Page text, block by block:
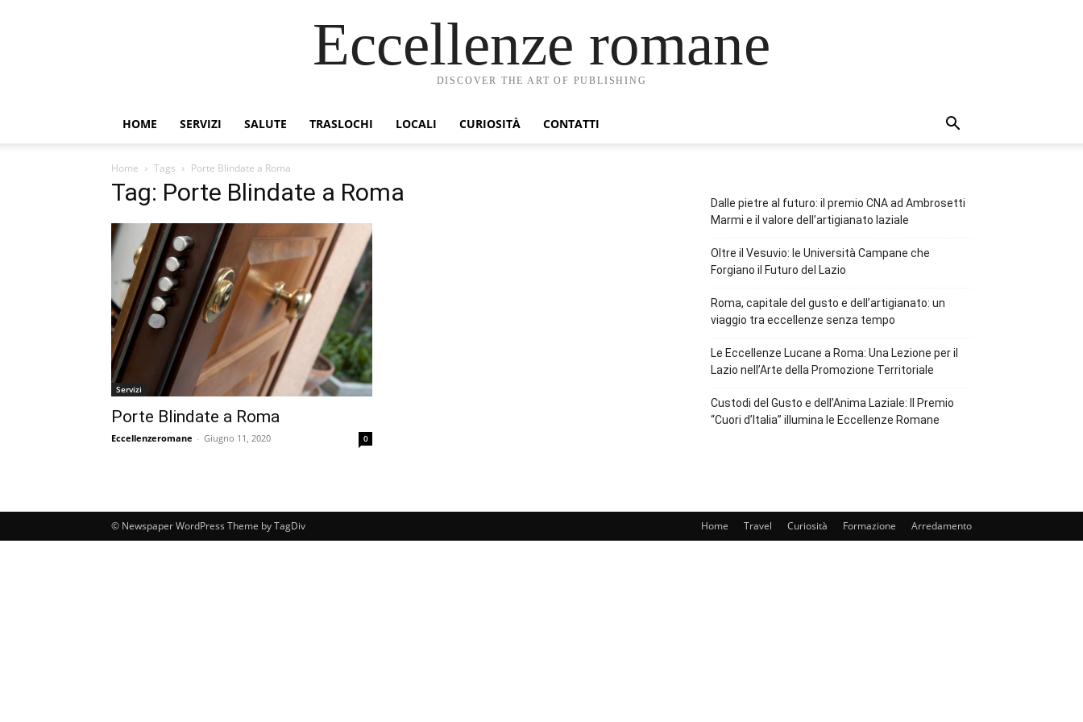
Eccellenze romane
DISCOVER THE ART OF PUBLISHING
HOME SERVIZI SALUTE TRASLOCHI LOCALI CURIOSITÀ CONTATTI
Home Tags Porte Blindate a Roma
Tag: Porte Blindate a Roma
Servizi
Porte Blindate a Roma
Eccellenzeromane - Giugno 11, 2020 0
Dalle pietre al futuro: il premio CNA ad Ambrosetti
Marmi e il valore dell’artigianato laziale
Oltre il Vesuvio: le Università Campane che
Forgiano il Futuro del Lazio
Roma, capitale del gusto e dell’artigianato: un
viaggio tra eccellenze senza tempo
Le Eccellenze Lucane a Roma: Una Lezione per il
Lazio nell’Arte della Promozione Territoriale
Custodi del Gusto e dell’Anima Laziale: Il Premio
“Cuori d’Italia” illumina le Eccellenze Romane
Home Travel Curiosità Formazione Arredamento
© Newspaper WordPress Theme by TagDiv